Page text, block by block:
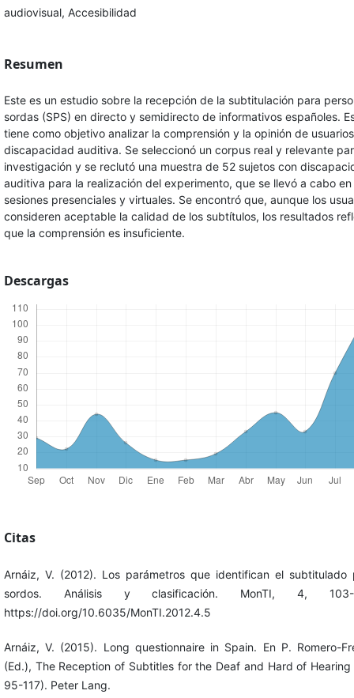
audiovisual, Accesibilidad
Resumen
Este es un estudio sobre la recepción de la subtitulación para
sordas (SPS) en directo y semidirecto de informativos españoles.
tiene como objetivo analizar la comprensión y la opinión de
discapacidad auditiva. Se seleccionó un corpus real y relevante
investigación y se reclutó una muestra de 52 sujetos con
auditiva para la realización del experimento, que se llevó a cabo en
sesiones presenciales y virtuales. Se encontró que, aunque los
consideren aceptable la calidad de los subtítulos, los resultados
que la comprensión es insuficiente.
Descargas
Citas
Arnáiz, V. (2012). Los parámetros que identifican el subtitulado
sordos. Análisis y clasificación. MonTI, 4, 103-
https://doi.org/10.6035/MonTI.2012.4.5
Arnáiz, V. (2015). Long questionnaire in Spain. En P. Romero-
(Ed.), The Reception of Subtitles for the Deaf and Hard of
95-117). Peter Lang.